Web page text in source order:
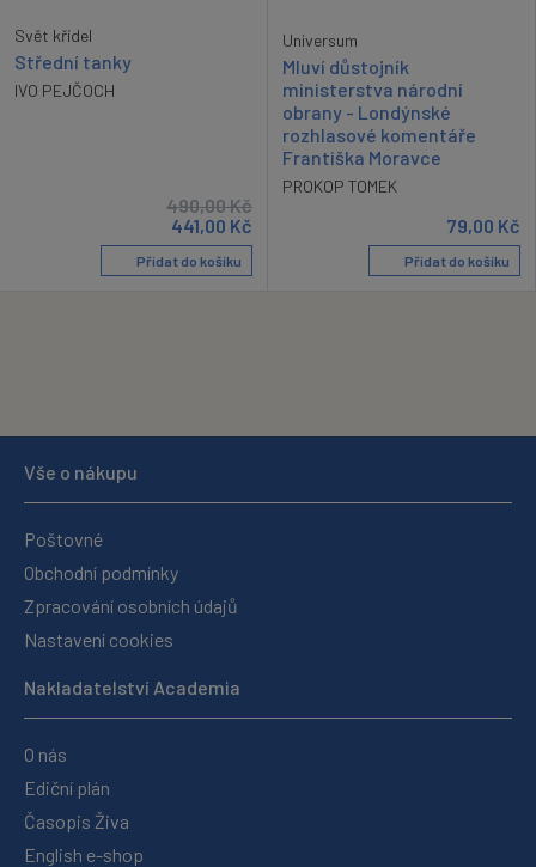
Svět křídel
Střední tanky
IVO PEJČOCH
490,00Kč
441,00 Kč
Přidat do košíku
Universum
Mluví důstojník
ministerstva národní
obrany - Londýnské
rozhlasové komentáře
Františka Moravce
PROKOP TOMEK
79,00 Kč
Přidat do košíku
Vše o nákupu
Poštovné
Obchodní podmínky
Zpracování osobních údajů
Nastavení cookies
Nakladatelství Academia
O nás
Ediční plán
Časopis Živa
English e-shop